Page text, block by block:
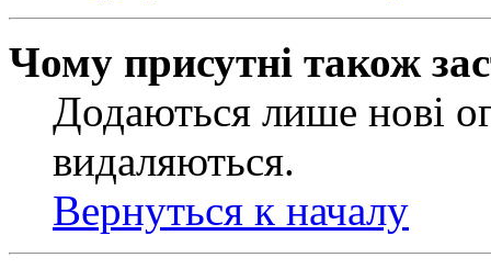
Чому присутні також
Додаються лише нові
видаляються.
Вернуться к началу